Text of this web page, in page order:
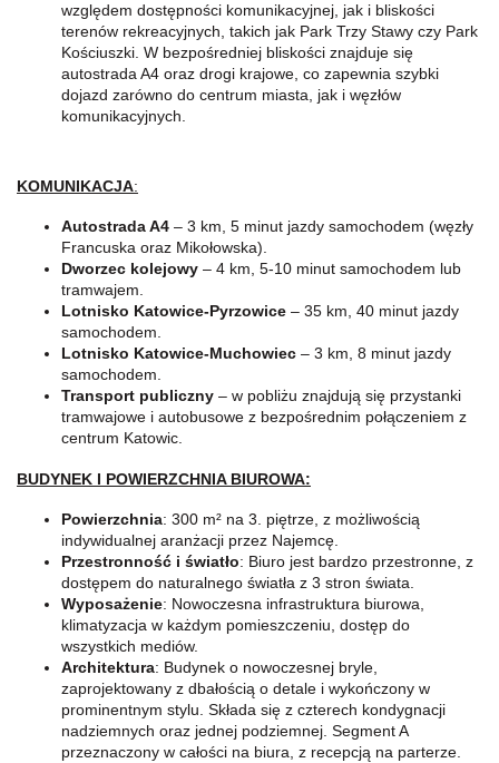
względem dostępności komunikacyjnej, jak i bliskości
terenów rekreacyjnych, takich jak Park Trzy Stawy czy Park
Kościuszki. W bezpośredniej bliskości znajduje się
autostrada A4 oraz drogi krajowe, co zapewnia szybki
dojazd zarówno do centrum miasta, jak i węzłów
komunikacyjnych.
KOMUNIKACJA:
Autostrada A4 – 3 km, 5 minut jazdy samochodem (węzły
Francuska oraz Mikołowska).
Dworzec kolejowy – 4 km, 5-10 minut samochodem lub
tramwajem.
Lotnisko Katowice-Pyrzowice – 35 km, 40 minut jazdy
samochodem.
Lotnisko Katowice-Muchowiec – 3 km, 8 minut jazdy
samochodem.
Transport publiczny – w pobliżu znajdują się przystanki
tramwajowe i autobusowe z bezpośrednim połączeniem z
centrum Katowic.
BUDYNEK I POWIERZCHNIA BIUROWA:
Powierzchnia: 300 m² na 3. piętrze, z możliwością
indywidualnej aranżacji przez Najemcę.
Przestronność i światło: Biuro jest bardzo przestronne, z
dostępem do naturalnego światła z 3 stron świata.
Wyposażenie: Nowoczesna infrastruktura biurowa,
klimatyzacja w każdym pomieszczeniu, dostęp do
wszystkich mediów.
Architektura: Budynek o nowoczesnej bryle,
zaprojektowany z dbałością o detale i wykończony w
prominentnym stylu. Składa się z czterech kondygnacji
nadziemnych oraz jednej podziemnej. Segment A
przeznaczony w całości na biura, z recepcją na parterze.